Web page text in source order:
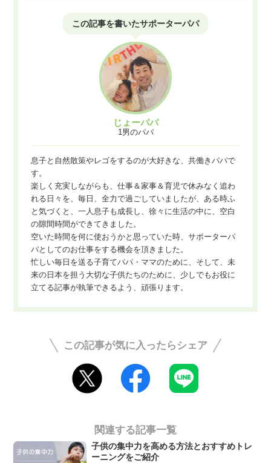
この記事を書いたサポーターパパ
じょーパパ
1男のパパ
息子と自然散策やレゴをするのが大好きな、共働きパパで
す。
楽しく充実しながらも、仕事＆家事＆育児で休みなく追わ
れる日々を、毎日、全力で過ごしていましたが、ある時ふ
と気づくと、一人息子も成長し、徐々に生活の中に、空白
の隙間時間ができてきました。
空いた時間を何に使おうかと思っていた時、サポーターパ
パとしてのお仕事をする機会を頂きました。
忙しい毎日を送る子育てパパ・ママのために、そして、未
来の日本を担う大切な子供たちのために、少しでもお役に
立てる記事が執筆できるよう、頑張ります。
この記事が気に入ったらシェア
関連する記事一覧
子供の集中力を高める方法とおすすめトレ
ーニングをご紹介